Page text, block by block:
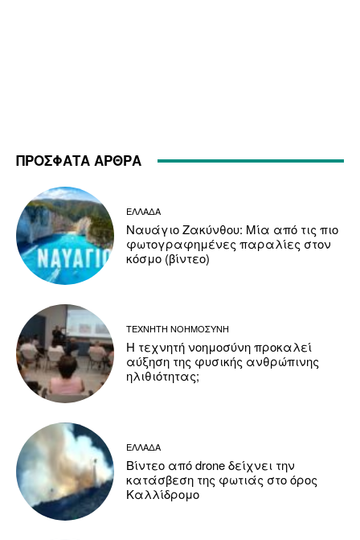
ΠΡΟΣΦΑΤΑ ΑΡΘΡΑ
ΕΛΛΑΔΑ
Ναυάγιο Ζακύνθου: Μία από τις πιο
φωτογραφημένες παραλίες στον
κόσμο (βίντεο)
ΤΕΧΝΗΤΗ ΝΟΗΜΟΣΥΝΗ
Η τεχνητή νοημοσύνη προκαλεί
αύξηση της φυσικής ανθρώπινης
ηλιθιότητας;
ΕΛΛΑΔΑ
Βίντεο από drone δείχνει την
κατάσβεση της φωτιάς στο όρος
Καλλίδρομο